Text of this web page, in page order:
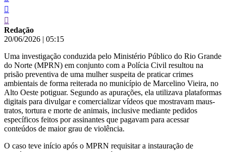
Redação
20/06/2026 | 05:15
Uma investigação conduzida pelo Ministério Público do Rio Grande
do Norte (MPRN) em conjunto com a Polícia Civil resultou na
prisão preventiva de uma mulher suspeita de praticar crimes
ambientais de forma reiterada no município de Marcelino Vieira, no
Alto Oeste potiguar. Segundo as apurações, ela utilizava plataformas
digitais para divulgar e comercializar vídeos que mostravam maus-
tratos, tortura e morte de animais, inclusive mediante pedidos
específicos feitos por assinantes que pagavam para acessar
conteúdos de maior grau de violência.
O caso teve início após o MPRN requisitar a instauração de